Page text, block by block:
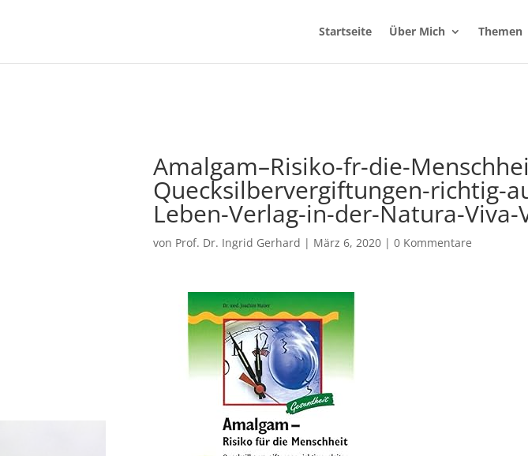
Startseite Über Mich Themen
Amalgam–Risiko-fr-die-
Quecksilbervergiftungen-richtig-
Leben-Verlag-in-der-Natura-Viva-
von Prof. Dr. Ingrid Gerhard | März 6, 2020| 0 Kommentare